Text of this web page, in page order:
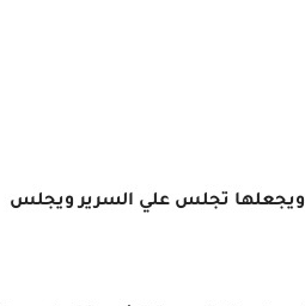
تجلس علي السرير ويجلس